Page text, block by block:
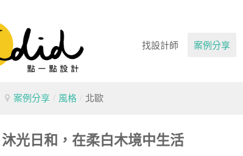
找設計師 案例分享
案例分享 / 風格 / 北歐
沐光日和，在柔白木境中生活